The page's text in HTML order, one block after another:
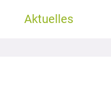
Aktuelles